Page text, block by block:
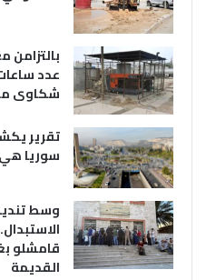
بالتزامن
عدد
شكاوى
تقرير
سوريا هي
وسط
قامشلو
القديمة